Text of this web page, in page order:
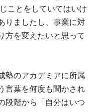
ことをしていてはいけ
りましたし、事業に対
方を変えたいと思って
塾のアカデミアに所属
言葉を何度も聞かされ
段階から「自分はいつ